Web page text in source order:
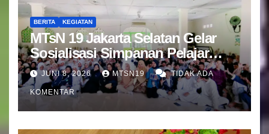
BERITA KEGIATAN
MTsN 19 Jakarta Selatan Gelar
Sosialisasi Simpanan Pelajar
(SIMPEL) Bersama Bank Mandiri
JUNI 8, 2026 MTSN19 TIDAK ADA
KOMENTAR